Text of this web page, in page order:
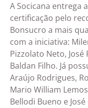
A Socicana entrega
certificação pelo
Bonsucro a mais
com a iniciativa:
Pizzolato Neto,
Baldan Filho. Já
Araújo Rodrigues,
Mario William
Bellodi Bueno e